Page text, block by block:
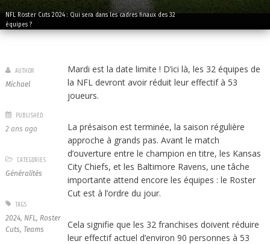
NFL Roster Cuts 2024 : Qui sera dans les cadres finaux des 32
équipes ?
Mardi est la date limite ! D’ici là, les 32 équipes de
la NFL devront avoir réduit leur effectif à 53
joueurs.
La présaison est terminée, la saison régulière
approche à grands pas. Avant le match
d’ouverture entre le champion en titre, les Kansas
City Chiefs, et les Baltimore Ravens, une tâche
importante attend encore les équipes : le Roster
Cut est à l’ordre du jour.
Cela signifie que les 32 franchises doivent réduire
leur effectif actuel d’environ 90 personnes à 53
AUTHOR
Michael
PUBLISHED
2 ans ago
CATEGORIES
Généralités
TAGS
2024, NFL, Roster
Cuts, Teams